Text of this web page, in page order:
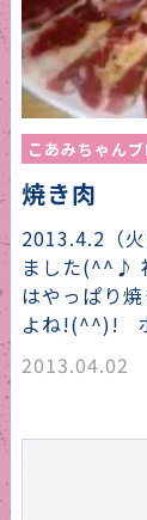
こあみちゃん
焼き肉
2013.4.2（
ました(^^♪
はやっぱり
よね!(^^)!
2013.04.02